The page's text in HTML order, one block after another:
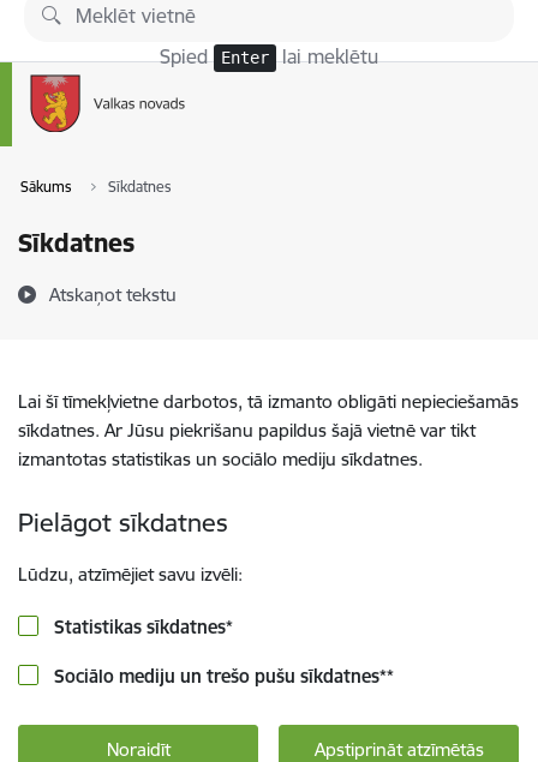
Pāriet uz lapas saturu
Spied Enter lai meklētu
Sākums Sīkdatnes
Sīkdatnes
Atskaņot tekstu
Lai šī tīmekļvietne darbotos, tā izmanto obligāti nepieciešamās
sīkdatnes. Ar Jūsu piekrišanu papildus šajā vietnē var tikt
izmantotas statistikas un sociālo mediju sīkdatnes.
Pielāgot sīkdatnes
Lūdzu, atzīmējiet savu izvēli:
Statistikas sīkdatnes*
Sociālo mediju un trešo pušu sīkdatnes**
Noraidīt Apstiprināt atzīmētās